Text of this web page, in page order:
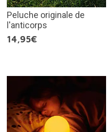
Peluche originale de
l'anticorps
14,95€